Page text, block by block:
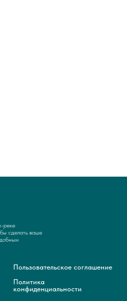
реке
сделать ваше
Пользовательское соглашение
Политика
конфиденциальности